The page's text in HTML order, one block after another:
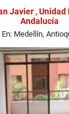
Javier , Unidad
Andalucía
En: Medellín,